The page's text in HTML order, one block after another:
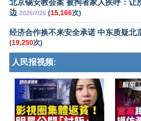
北京锡安教会案 被拘者家人疾呼：让
边 2026/7/26 (15,166次)
经济合作换不来安全承诺 中东质疑北
(19,250次)
人民报视频: